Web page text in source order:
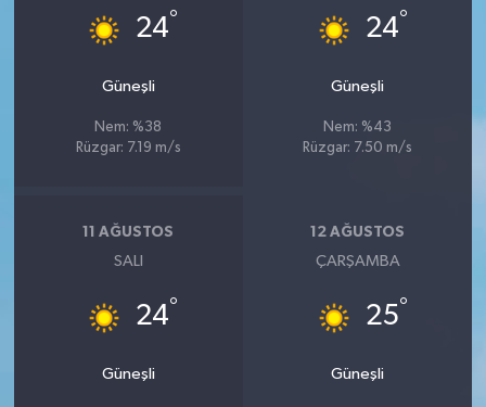
24°
Güneşli
Nem: %38
Rüzgar: 7.19 m/s
24°
Güneşli
Nem: %43
Rüzgar: 7.50 m/s
11 AĞUSTOS
SALI
24°
Güneşli
12 AĞUSTOS
ÇARŞAMBA
25°
Güneşli